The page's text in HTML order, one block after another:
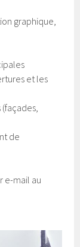
graphique,
et les
de
e-mail au